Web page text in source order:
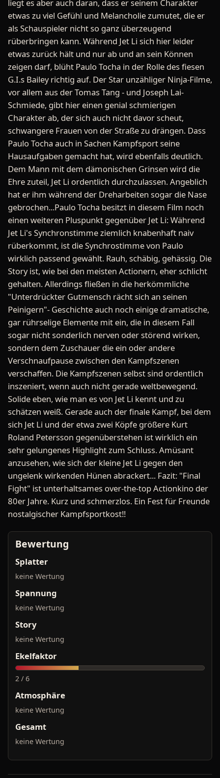
liegt es aber auch daran, dass er seinem Charakter
etwas zu viel Gefühl und Melancholie zumutet, die er
als Schauspieler nicht so ganz überzeugend
rüberbringen kann. Während Jet Li sich hier leider
etwas zurück hält und nur ab und an sein Können
zeigen darf, blüht Paulo Tocha in der Rolle des fiesen
G.I.s Bailey richtig auf. Der Star unzähliger Ninja-Filme,
vor allem aus der Tomas Tang - und Joseph Lai-
Schmiede, gibt hier einen genial schmierigen
Charakter ab, der sich auch nicht davor scheut,
schwangere Frauen von der Straße zu drängen. Dass
Paulo Tocha auch in Sachen Kampfsport seine
Hausaufgaben gemacht hat, wird ebenfalls deutlich.
Dem Mann mit dem dämonischen Grinsen wird die
Ehre zuteil, Jet Li ordentlich durchzulassen. Angeblich
hat er ihm während der Dreharbeiten sogar die Nase
gebrochen...Paulo Tocha besitzt in diesem Film noch
einen weiteren Pluspunkt gegenüber Jet Li: Während
Jet Li's Synchronstimme ziemlich knabenhaft naiv
rüberkommt, ist die Synchrostimme von Paulo
wirklich passend gewählt. Rauh, schäbig, gehässig. Die
Story ist, wie bei den meisten Actionern, eher schlicht
gehalten. Allerdings fließen in die herkömmliche
"Unterdrückter Gutmensch rächt sich an seinen
Peinigern"- Geschichte auch noch einige dramatische,
gar rührselige Elemente mit ein, die in diesem Fall
sogar nicht sonderlich nerven oder störend wirken,
sondern dem Zuschauer die ein oder andere
Verschnaufpause zwischen den Kampfszenen
verschaffen. Die Kampfszenen selbst sind ordentlich
inszeniert, wenn auch nicht gerade weltbewegend.
Solide eben, wie man es von Jet Li kennt und zu
schätzen weiß. Gerade auch der finale Kampf, bei dem
sich Jet Li und der etwa zwei Köpfe größere Kurt
Roland Petersson gegenüberstehen ist wirklich ein
sehr gelungenes Highlight zum Schluss. Amüsant
anzusehen, wie sich der kleine Jet Li gegen den
ungelenk wirkenden Hünen abrackert... Fazit: "Final
Fight" ist unterhaltsames over-the-top Actionkino der
80er Jahre. Kurz und schmerzlos. Ein Fest für Freunde
nostalgischer Kampfsportkost!!
Bewertung
Splatter
keine Wertung
Spannung
keine Wertung
Story
keine Wertung
Ekelfaktor
2 / 6
Atmosphäre
keine Wertung
Gesamt
keine Wertung